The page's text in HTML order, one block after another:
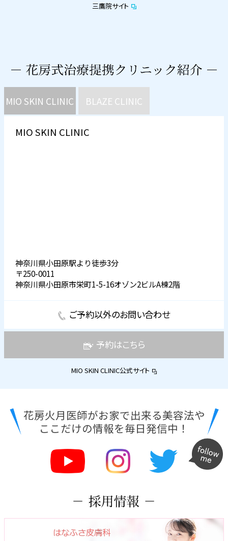
三鷹院サイト
MIO SKIN CLINIC BLAZE CLINIC
MIO SKIN CLINIC
神奈川県小田原駅より徒歩3分
〒250-0011
神奈川県小田原市栄町1-5-16オゾン2ビルA棟2階
ご予約以外のお問い合わせ
予約はこちら
MIO SKIN CLINIC公式サイト
花房火月医師がお家で出来る美容法や
ここだけの情報を毎日発信中！